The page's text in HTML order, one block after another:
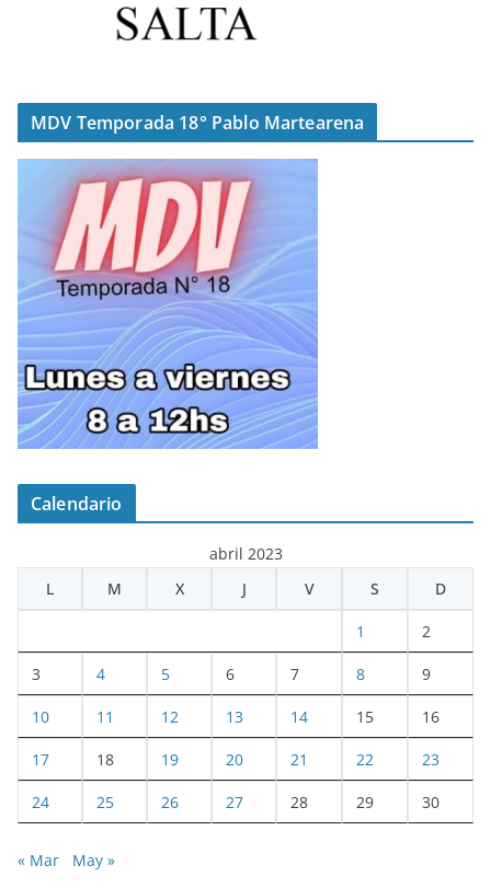
MDV Temporada 18° Pablo Martearena
Calendario
abril 2023
L
M X J V S D
1 2
3 4 5 6 7 8 9
10 11 12 13 14 15 16
17 18 19 20 21 22 23
24 25 26 27 28 29 30
« Mar May »